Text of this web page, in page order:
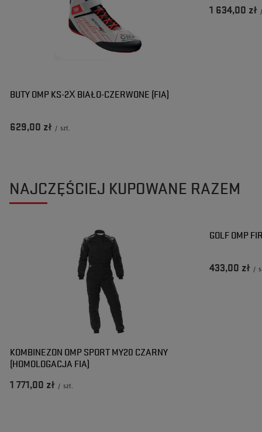
BUTY OMP KS-2X BIAŁO-CZERWONE (FIA)
629,00 zł / szt.
1 634,00 zł
NAJCZĘŚCIEJ KUPOWANE RAZEM
KOMBINEZON OMP SPORT MY20 CZARNY
(HOMOLOGACJA FIA)
1 771,00 zł / szt.
GOLF OMP
433,00 zł /